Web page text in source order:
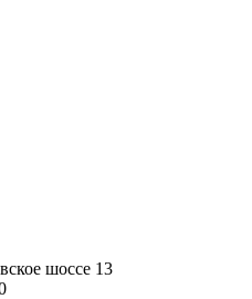
шоссе 13